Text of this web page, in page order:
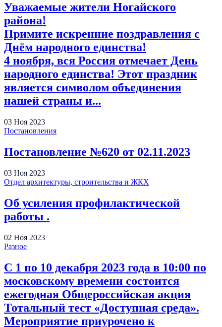
Уважаемые жители Ногайского
района!
Примите искренние поздравления с
Днём народного единства!
4 ноября, вся Россия отмечает День
народного единства! Этот праздник
является символом объединения
нашей страны и...
03 Ноя 2023
Постановления
Постановление №620 от 02.11.2023
03 Ноя 2023
Отдел архитектуры, строительства и ЖКХ
Об усиления профилактической
работы .
02 Ноя 2023
Разное
С 1 по 10 декабря 2023 года в 10:00 по
московскому времени состоится
ежегодная Общероссийская акция
Тотальный тест «Доступная среда».
Мероприятие приурочено к